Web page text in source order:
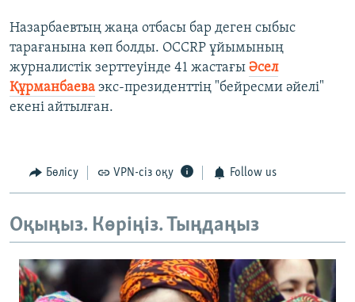
Назарбаевтың жаңа отбасы бар деген сыбыс
тарағанына көп болды. OCCRP ұйымының
журналистік зерттеуінде 41 жастағы Әсел
Құрманбаева экс-президенттің "бейресми әйелі"
екені айтылған.
Бөлісу VPN-сіз оқу Follow us
Оқыңыз. Көріңіз. Тыңдаңыз